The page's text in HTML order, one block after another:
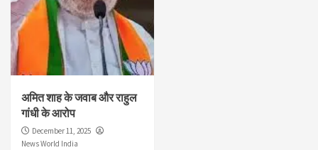
अमित शाह के जवाब और राहुल
गांधी के आरोप
December 11, 2025
News World India